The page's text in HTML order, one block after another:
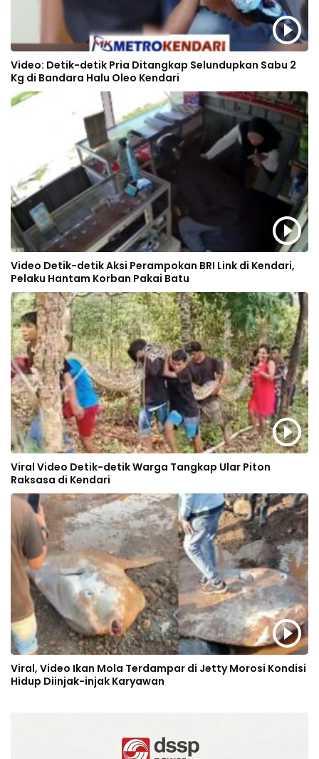
Video: Detik-detik Pria Ditangkap Selundupkan Sabu 2
Kg di Bandara Halu Oleo Kendari
Video Detik-detik Aksi Perampokan BRI Link di Kendari,
Pelaku Hantam Korban Pakai Batu
Viral Video Detik-detik Warga Tangkap Ular Piton
Raksasa di Kendari
Viral, Video Ikan Mola Terdampar di Jetty Morosi Kondisi
Hidup Diinjak-injak Karyawan